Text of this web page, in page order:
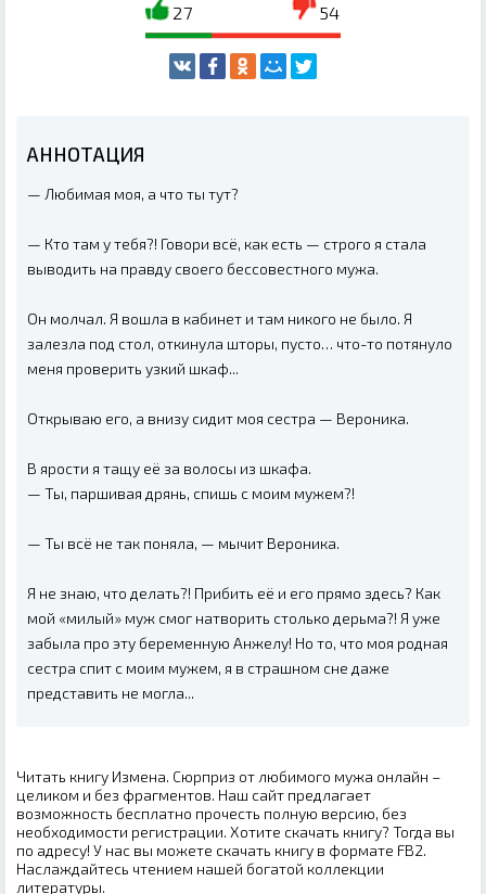
27 54
АННОТАЦИЯ
— Любимая моя, а что ты тут?
— Кто там у тебя?! Говори всё, как есть — строго я стала
выводить на правду своего бессовестного мужа.
Он молчал. Я вошла в кабинет и там никого не было. Я
залезла под стол, откинула шторы, пусто… что-то потянуло
меня проверить узкий шкаф...
Открываю его, а внизу сидит моя сестра — Вероника.
В ярости я тащу её за волосы из шкафа.
— Ты, паршивая дрянь, спишь с моим мужем?!
— Ты всё не так поняла, — мычит Вероника.
Я не знаю, что делать?! Прибить её и его прямо здесь? Как
мой «милый» муж смог натворить столько дерьма?! Я уже
забыла про эту беременную Анжелу! Но то, что моя родная
сестра спит с моим мужем, я в страшном сне даже
представить не могла...
Читать книгу Измена. Сюрприз от любимого мужа онлайн –
целиком и без фрагментов. Наш сайт предлагает
возможность бесплатно прочесть полную версию, без
необходимости регистрации. Хотите скачать книгу? Тогда вы
по адресу! У нас вы можете скачать книгу в формате FB2.
Наслаждайтесь чтением нашей богатой коллекции
литературы.